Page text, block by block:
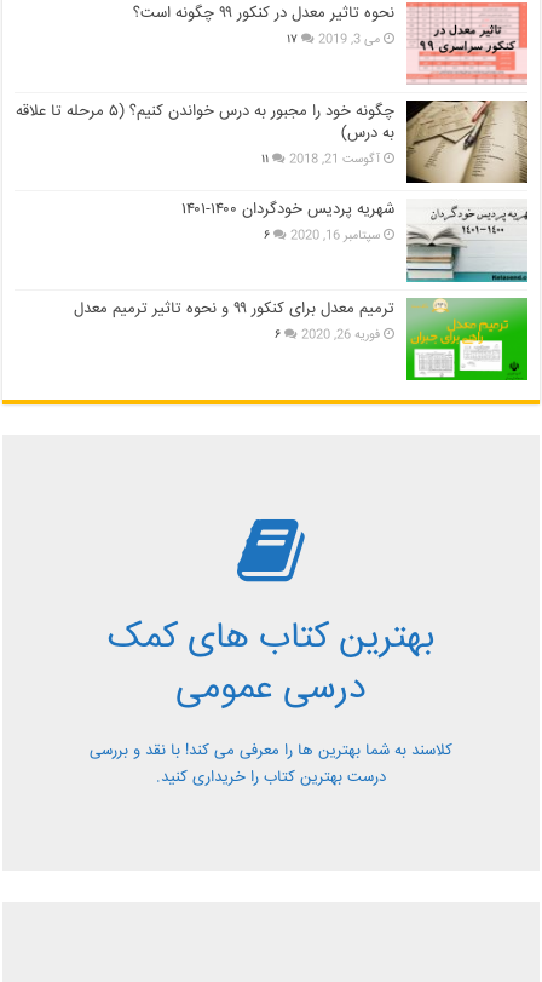
نحوه تاثیر معدل در کنکور ۹۹ چگونه است؟
می 3, 2019 ۱۷
چگونه خود را مجبور به درس خواندن کنیم؟ (۵ مرحله تا علاقه
به درس)
آگوست 21, 2018 ۱۱
شهریه پردیس خودگردان ۱۴۰۰-۱۴۰۱
سپتامبر 16, 2020 ۶
ترمیم معدل برای کنکور ۹۹ و نحوه تاثیر ترمیم معدل
فوریه 26, 2020 ۶
بهترین کتاب های کمک
درسی عمومی
کلاسند به شما بهترین ها را معرفی می کند! با نقد و بررسی
درست بهترین کتاب را خریداری کنید.
بررسی بهترین کتاب های
کمک درسی عمومی
معرفی کتاب های کمک درسی عمومی و بررسی آن ها کاملا
رایگان از کلاسند